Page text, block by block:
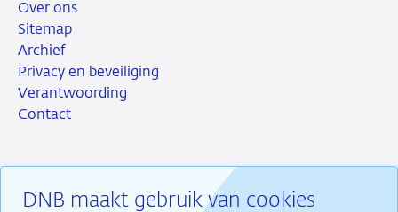
DNB maakt gebruik van cookies
Over ons
Sitemap
Archief
Privacy en beveiliging
Verantwoording
Contact
RSS InstagramLinkedin
X